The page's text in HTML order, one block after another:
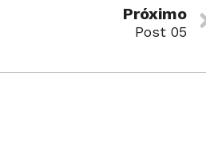
Próximo
Post 05